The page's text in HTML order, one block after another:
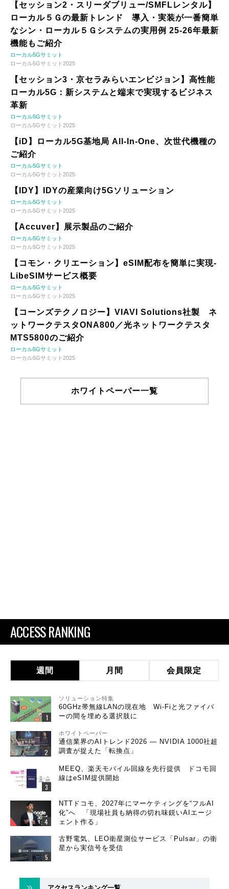
【セッション2・スリーダブリュー/SMFLレンタル】
ローカル５Ｇの最新トレンド 導入・実装が一番簡単
なシン・ローカル５Ｇシステムの実用例 25-26年最新
機能もご紹介
ローカル5Gサミット
ローカル5Gサミット2025
【セッション3・京セラみらいエンビジョン】高性能
ローカル5G：新システムと端末で実現するビジネス
革新
ローカル5Gサミット
ローカル5Gサミット2025
【iD】ローカル5G基地局 All-In-One、次世代機種の
ご紹介
ローカル5Gサミット
ローカル5Gサミット2025
【IDY】IDYの産業向け5Gソリューション
ローカル5Gサミット
ローカル5Gサミット2025
【Accuver】展示製品のご紹介
ローカル5Gサミット
ローカル5Gサミット2025
【コモン・クリエーション】eSIM配布を簡単に実現-
LibeSIMサービス概要
ローカル5Gサミット
ローカル5Gサミット2025
【コーンズテクノロジー】VIAVI Solutions社製 ネ
ットワークテスタONA800／光ネットワークテスタ
MTS5800のご紹介
ローカル5Gサミット
ローカル5Gサミット2025
ホワイトペーパー一覧
ACCESS RANKING
週間 月間 会員限定
ソリューション特集
60GHz帯無線LANの現在地 Wi-Fiと光ファイバ
ーの間を埋める選択肢に
ホワイトペーパー
通信業界のAIトレンド2026 ― NVIDIA 1000社超
調査が捉えた「転換点」
MEEQ、楽天モバイル回線を先行提供 ドコモ回
線はeSIM提供開始
NTTドコモ、2027年にマーケティングを“フルAI
化”へ 「現場社員も納得の切れ味鋭いAIエージ
ェント作る」
古野電気、LEO衛星測位サービス「Pulsar」の衛
星から実信号を受信